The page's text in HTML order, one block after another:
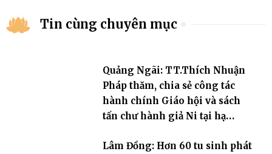
Tin cùng chuyên mục
Quảng Ngãi: TT.Thích Nhuận
Pháp thăm, chia sẻ công tác
hành chính Giáo hội và sách
tấn chư hành giả Ni tại hạ
tỉnh
Lâm Đồng: Hơn 60 tu sinh phát